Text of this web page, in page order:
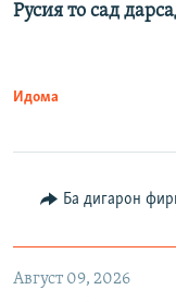
Русия то сад
Идома
Ба дигарон
Август 09, 2026